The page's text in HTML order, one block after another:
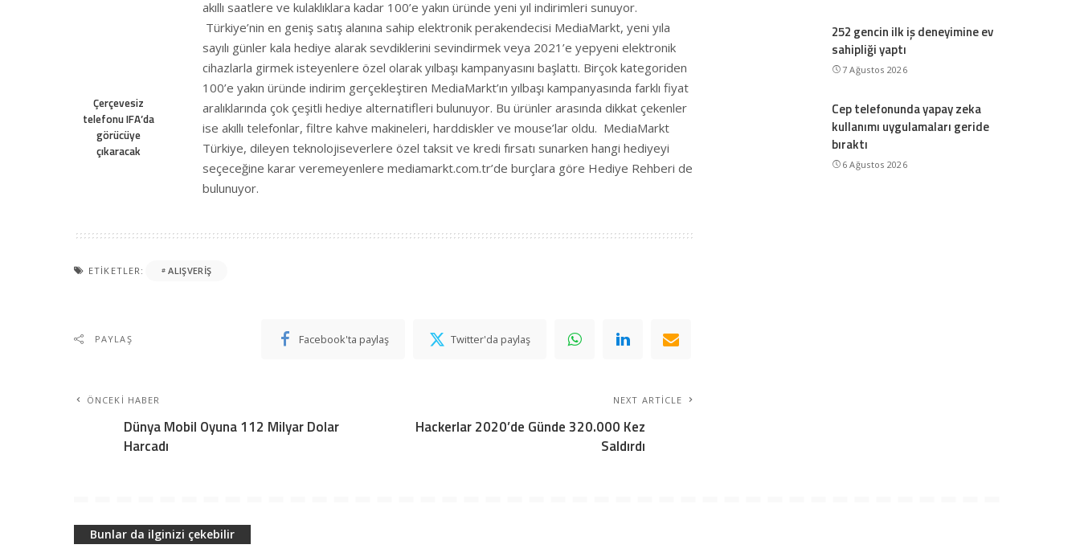
Çerçevesiz
telefonu IFA’da
görücüye
çıkaracak
akıllı saatlere ve kulaklıklara kadar 100’e yakın üründe yeni yıl indirimleri sunuyor.
Türkiye’nin en geniş satış alanına sahip elektronik perakendecisi MediaMarkt, yeni yıla
sayılı günler kala hediye alarak sevdiklerini sevindirmek veya 2021’e yepyeni elektronik
cihazlarla girmek isteyenlere özel olarak yılbaşı kampanyasını başlattı. Birçok kategoriden
100’e yakın üründe indirim gerçekleştiren MediaMarkt’ın yılbaşı kampanyasında farklı fiyat
aralıklarında çok çeşitli hediye alternatifleri bulunuyor. Bu ürünler arasında dikkat çekenler
ise akıllı telefonlar, filtre kahve makineleri, harddiskler ve mouse’lar oldu. MediaMarkt
Türkiye, dileyen teknolojiseverlere özel taksit ve kredi fırsatı sunarken hangi hediyeyi
seçeceğine karar veremeyenlere mediamarkt.com.tr’de burçlara göre Hediye Rehberi de
bulunuyor.
ETIKETLER: ALIŞVERIŞ
PAYLAŞ Facebook'ta paylaş Twitter'da paylaş
ÖNCEKI HABER
Dünya Mobil Oyuna 112 Milyar Dolar
Harcadı
NEXT ARTICLE
Hackerlar 2020’de Günde 320.000 Kez
Saldırdı
252 gencin ilk iş deneyimine ev
sahipliği yaptı
7 Ağustos 2026
Cep telefonunda yapay zeka
kullanımı uygulamaları geride
bıraktı
6 Ağustos 2026
Bunlar da ilginizi çekebilir